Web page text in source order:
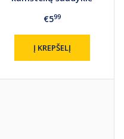
€599
Į KREPŠELĮ